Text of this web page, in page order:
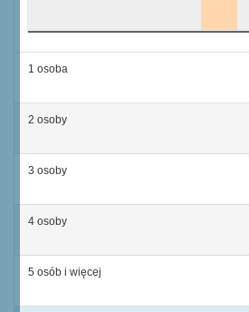
1 osoba
2 osoby
3 osoby
4 osoby
5 osób i więcej